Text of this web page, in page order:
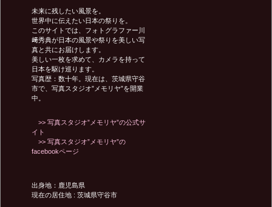
未来に残したい風景を。
世界中に伝えたい日本の祭りを。
このサイトでは、フォトグラファー川
﨑秀典が日本の風景や祭りを美しい写
真と共にお届けします。
美しい一枚を求めて、カメラを持って
日本を駆け巡ります。
写真歴：数十年。現在は、茨城県守谷
市で、写真スタジオ”メモリヤ”を開業
中。
>> 写真スタジオ”メモリヤ”の公式サ
イト
>> 写真スタジオ”メモリヤ”の
facebookページ
出身地：鹿児島県
現在の居住地 : 茨城県守谷市